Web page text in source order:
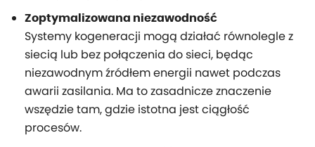
Zoptymalizowana niezawodność
Systemy kogeneracji mogą działać równolegle z
siecią lub bez połączenia do sieci, będąc
niezawodnym źródłem energii nawet podczas
awarii zasilania. Ma to zasadnicze znaczenie
wszędzie tam, gdzie istotna jest ciągłość
procesów.